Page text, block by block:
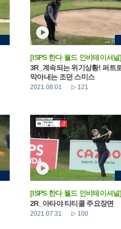
[ISPS 한다 월드 인비테이셔
3R_계속되는 위기상황! 퍼트
막아내는 조던 스미스
2021.08.01 121
[ISPS 한다 월드 인비테이셔
2R_아타야 티티쿨 주요장면
2021.07.31 100